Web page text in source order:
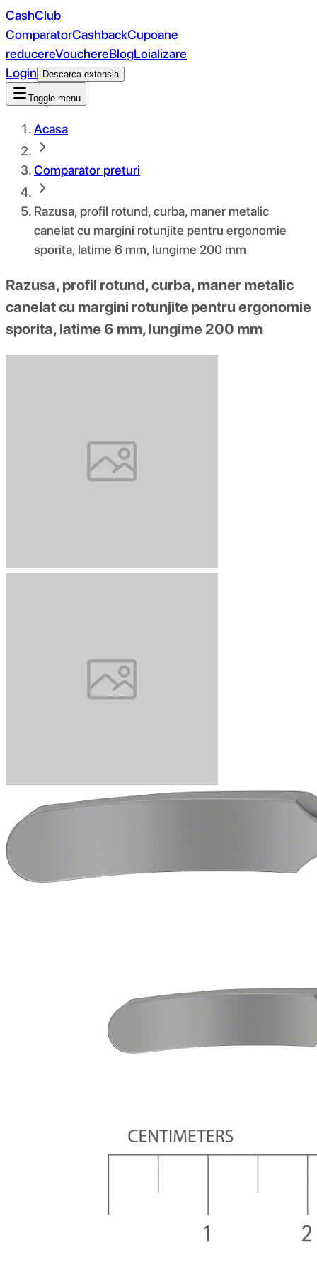
CashClub
ComparatorCashbackCupoane
reducereVouchereBlogLoializare
Login
Descarca extensia
Toggle menu
Acasa
Comparator preturi
Razusa, profil rotund, curba, maner metalic
canelat cu margini rotunjite pentru ergonomie
sporita, latime 6 mm, lungime 200 mm
Razusa, profil rotund, curba, maner metalic
canelat cu margini rotunjite pentru ergonomie
sporita, latime 6 mm, lungime 200 mm